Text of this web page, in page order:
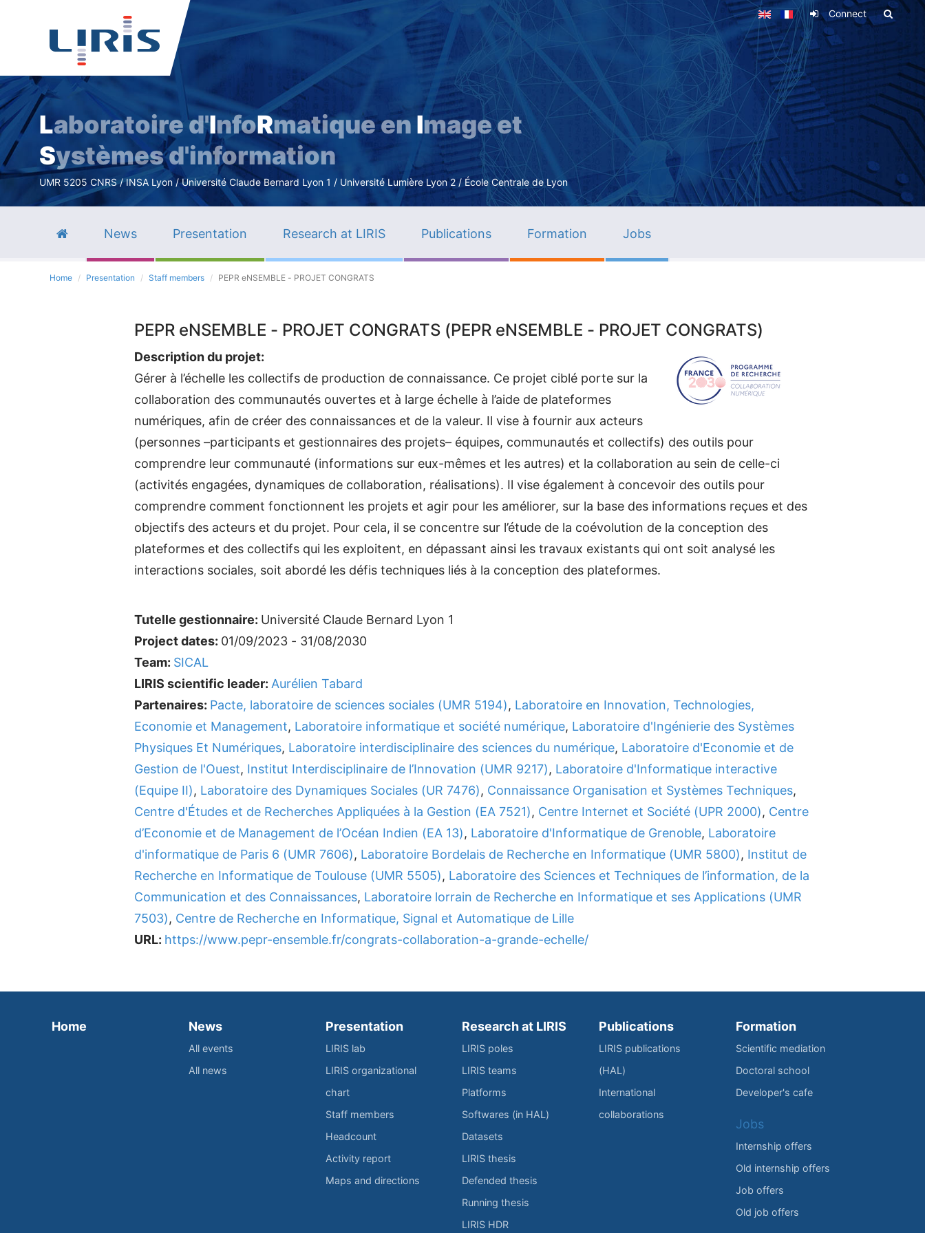
Skip
main
content
Connect
Laboratoire d'InfoRmatique en Image et
Systèmes d'information
UMR 5205 CNRS / INSA Lyon / Université Claude Bernard Lyon 1 / Université Lumière Lyon 2 / École Centrale de Lyon
News Presentation Research at LIRIS Publications Formation Jobs
Home Presentation Staff members PEPR eNSEMBLE - PROJET CONGRATS
PEPR eNSEMBLE - PROJET CONGRATS (PEPR eNSEMBLE - PROJET CONGRATS)
Description du projet:
Gérer à l’échelle les collectifs de production de connaissance. Ce projet ciblé porte sur la
collaboration des communautés ouvertes et à large échelle à l’aide de plateformes
numériques, afin de créer des connaissances et de la valeur. Il vise à fournir aux acteurs
(personnes –participants et gestionnaires des projets– équipes, communautés et collectifs) des outils pour
comprendre leur communauté (informations sur eux-mêmes et les autres) et la collaboration au sein de celle-ci
(activités engagées, dynamiques de collaboration, réalisations). Il vise également à concevoir des outils pour
comprendre comment fonctionnent les projets et agir pour les améliorer, sur la base des informations reçues et des
objectifs des acteurs et du projet. Pour cela, il se concentre sur l’étude de la coévolution de la conception des
plateformes et des collectifs qui les exploitent, en dépassant ainsi les travaux existants qui ont soit analysé les
interactions sociales, soit abordé les défis techniques liés à la conception des plateformes.
Tutelle gestionnaire: Université Claude Bernard Lyon 1
Project dates: 01/09/2023 - 31/08/2030
Team: SICAL
LIRIS scientific leader: Aurélien Tabard
Partenaires: Pacte, laboratoire de sciences sociales (UMR 5194), Laboratoire en Innovation, Technologies,
Economie et Management, Laboratoire informatique et société numérique, Laboratoire d'Ingénierie des Systèmes
Physiques Et Numériques, Laboratoire interdisciplinaire des sciences du numérique, Laboratoire d'Economie et de
Gestion de l'Ouest, Institut Interdisciplinaire de l’Innovation (UMR 9217), Laboratoire d'Informatique interactive
(Equipe II), Laboratoire des Dynamiques Sociales (UR 7476), Connaissance Organisation et Systèmes Techniques,
Centre d'Études et de Recherches Appliquées à la Gestion (EA 7521), Centre Internet et Société (UPR 2000), Centre
d’Economie et de Management de l’Océan Indien (EA 13), Laboratoire d'Informatique de Grenoble, Laboratoire
d'informatique de Paris 6 (UMR 7606), Laboratoire Bordelais de Recherche en Informatique (UMR 5800), Institut de
Recherche en Informatique de Toulouse (UMR 5505), Laboratoire des Sciences et Techniques de l’information, de la
Communication et des Connaissances, Laboratoire lorrain de Recherche en Informatique et ses Applications (UMR
7503), Centre de Recherche en Informatique, Signal et Automatique de Lille
URL: https://www.pepr-ensemble.fr/congrats-collaboration-a-grande-echelle/
Home News
All events
All news
Presentation
LIRIS lab
LIRIS organizational
chart
Staff members
Headcount
Activity report
Maps and directions
Research at LIRIS
LIRIS poles
LIRIS teams
Platforms
Softwares (in HAL)
Datasets
LIRIS thesis
Defended thesis
Running thesis
LIRIS HDR
Publications
LIRIS publications
(HAL)
International
collaborations
Formation
Scientific mediation
Doctoral school
Developer's cafe
Jobs
Internship offers
Old internship offers
Job offers
Old job offers